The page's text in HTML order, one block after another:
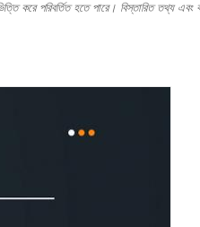
করে পরিবর্তিত হতে পারে। বিস্তারিত তথ্য